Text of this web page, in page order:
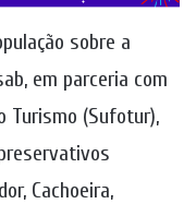
sobre a
em parceria com
Turismo (Sufotur),
Cachoeira,